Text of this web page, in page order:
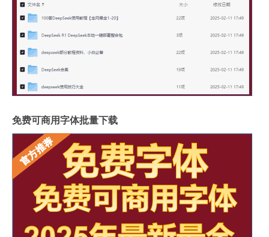
免费可商用字体批量下载